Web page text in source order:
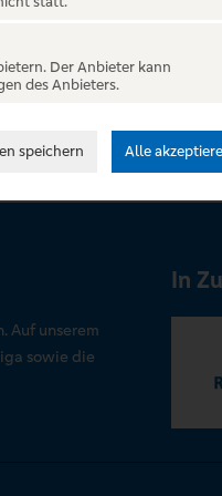
Auf unserem
sowie die
In
Der Anbieter kann
des Anbieters.
speichern Alle